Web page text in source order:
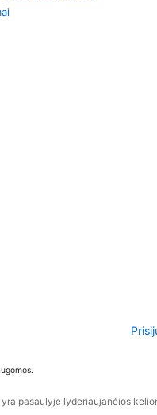
pasaulyje lyderiaujančios